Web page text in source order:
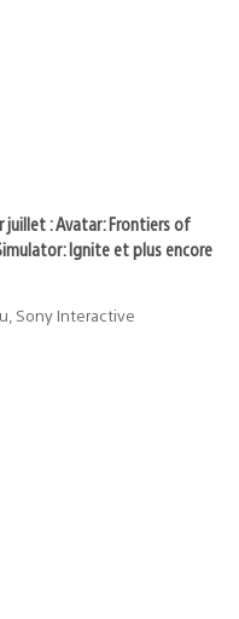
juillet : Avatar: Frontiers of
Ignite et plus encore
Sony Interactive